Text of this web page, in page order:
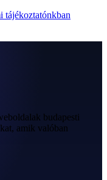
tájékoztatónkban
budapesti
amik valóban